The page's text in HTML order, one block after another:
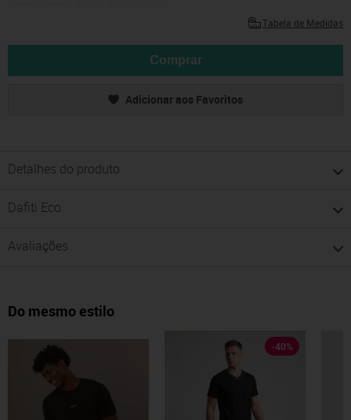
Tabela de Medidas
Comprar
Adicionar aos Favoritos
Detalhes do produto
Dafiti Eco
Avaliações
Do mesmo estilo
-40%